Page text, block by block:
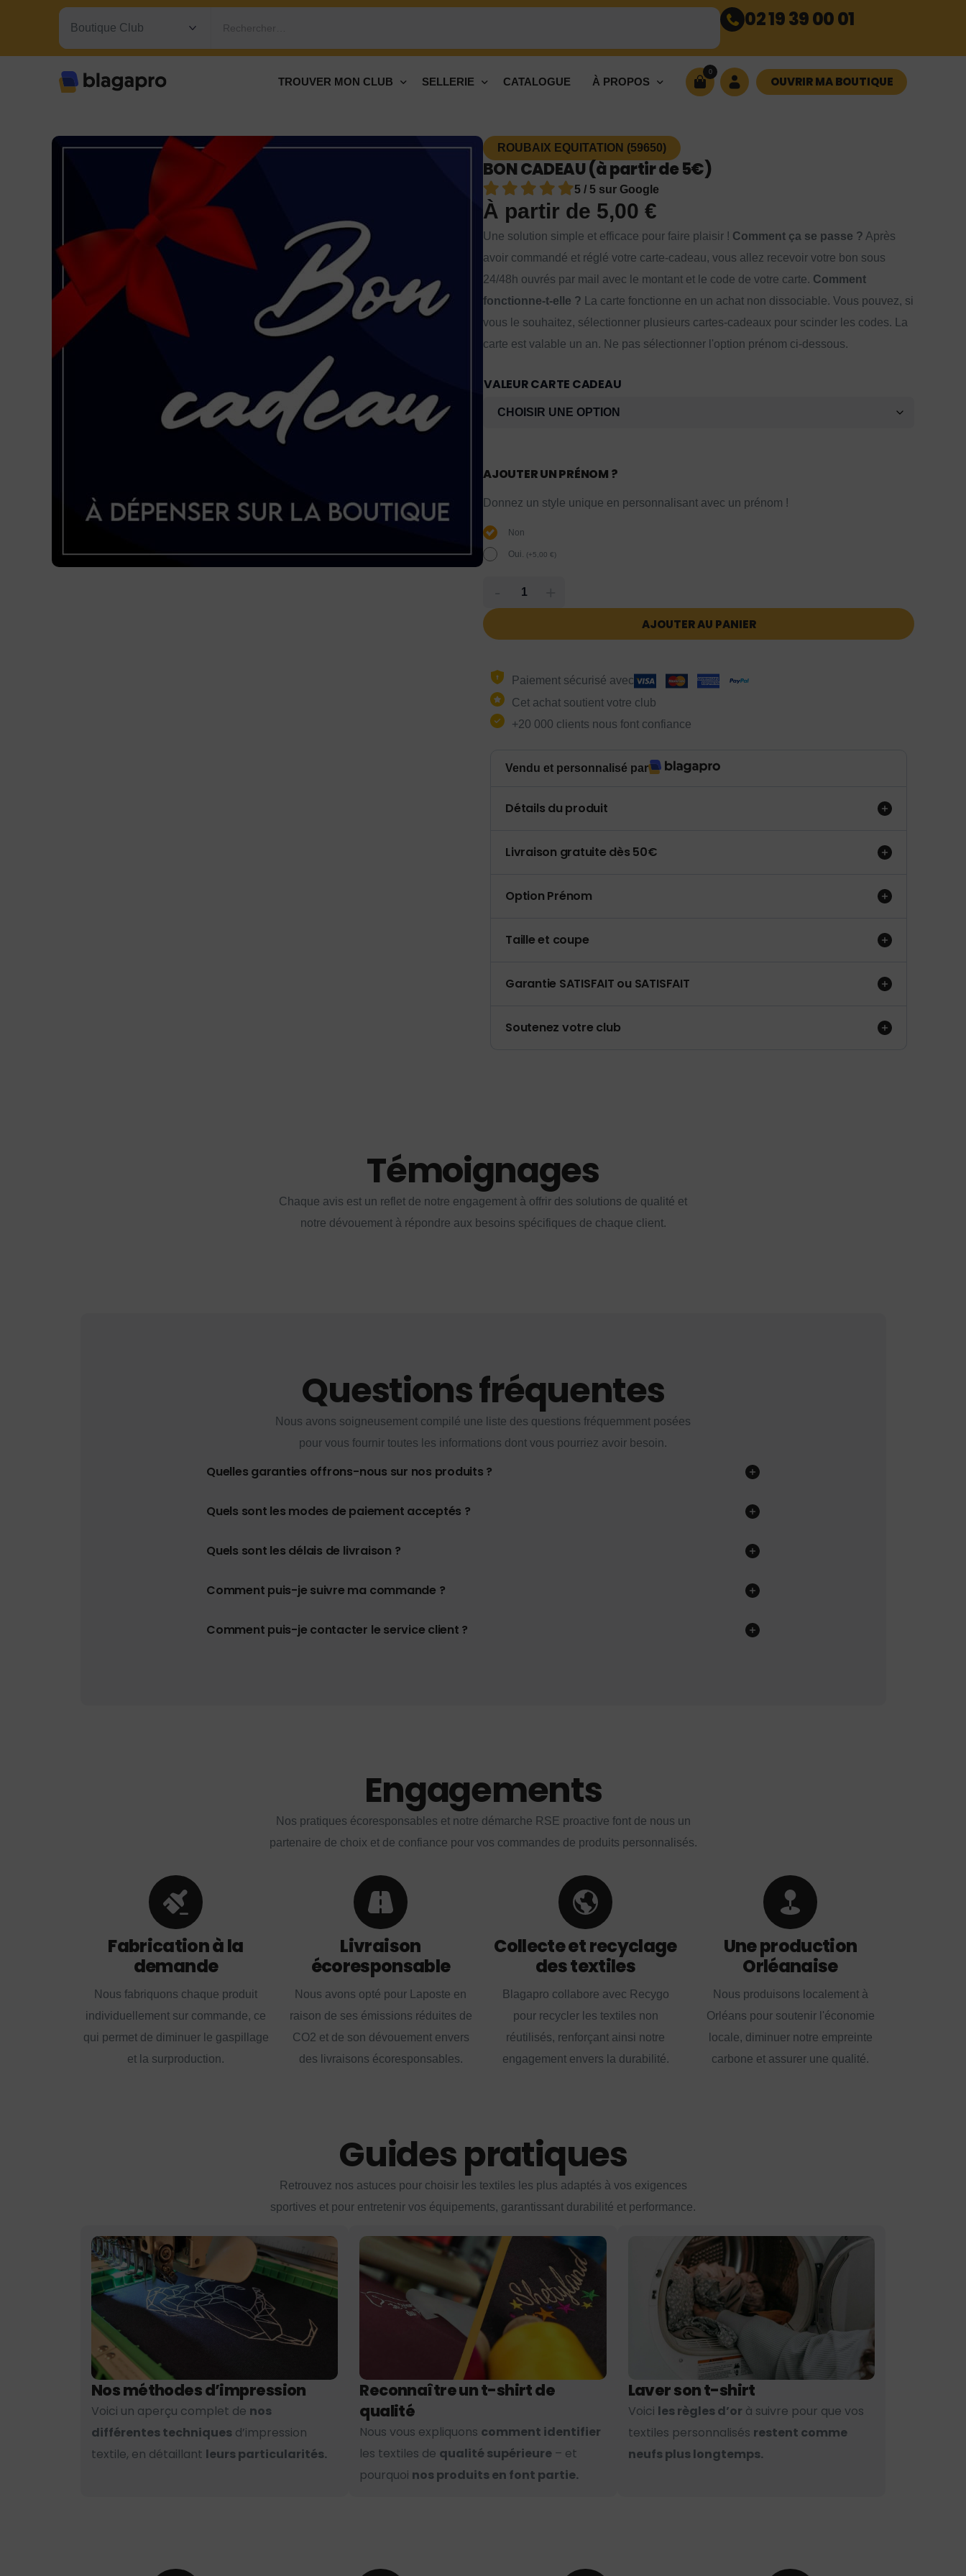
Rechercher… 02 19 39 00 01
TROUVER MON CLUB SELLERIE CATALOGUE À PROPOS
0
OUVRIR MA BOUTIQUE
ROUBAIX EQUITATION (59650)
BON CADEAU (à partir de 5€)
5 / 5 sur Google
À partir de 5,00 €
Une solution simple et efficace pour faire plaisir ! Comment ça se passe ? Après
avoir commandé et réglé votre carte-cadeau, vous allez recevoir votre bon sous
24/48h ouvrés par mail avec le montant et le code de votre carte. Comment
fonctionne-t-elle ? La carte fonctionne en un achat non dissociable. Vous pouvez, si
vous le souhaitez, sélectionner plusieurs cartes-cadeaux pour scinder les codes. La
carte est valable un an. Ne pas sélectionner l'option prénom ci-dessous.
VALEUR CARTE CADEAU
AJOUTER UN PRÉNOM ?
Donnez un style unique en personnalisant avec un prénom !
Non
Oui. (+5,00 €)
AJOUTER AU PANIER
Paiement sécurisé avec
Cet achat soutient votre club
+20 000 clients nous font confiance
Vendu et personnalisé par
Détails du produit
Livraison gratuite dès 50€
Option Prénom
Taille et coupe
Garantie SATISFAIT ou SATISFAIT
Soutenez votre club
Témoignages
Chaque avis est un reflet de notre engagement à offrir des solutions de qualité et
notre dévouement à répondre aux besoins spécifiques de chaque client.
Questions fréquentes
Nous avons soigneusement compilé une liste des questions fréquemment posées
pour vous fournir toutes les informations dont vous pourriez avoir besoin.
Quelles garanties offrons-nous sur nos produits ?
Quels sont les modes de paiement acceptés ?
Quels sont les délais de livraison ?
Comment puis-je suivre ma commande ?
Comment puis-je contacter le service client ?
Engagements
Nos pratiques écoresponsables et notre démarche RSE proactive font de nous un
partenaire de choix et de confiance pour vos commandes de produits personnalisés.
Fabrication à la
demande
Nous fabriquons chaque produit
individuellement sur commande, ce
qui permet de diminuer le gaspillage
et la surproduction.
Livraison
écoresponsable
Nous avons opté pour Laposte en
raison de ses émissions réduites de
CO2 et de son dévouement envers
des livraisons écoresponsables.
Collecte et recyclage
des textiles
Blagapro collabore avec Recygo
pour recycler les textiles non
réutilisés, renforçant ainsi notre
engagement envers la durabilité.
Une production
Orléanaise
Nous produisons localement à
Orléans pour soutenir l'économie
locale, diminuer notre empreinte
carbone et assurer une qualité.
Guides pratiques
Retrouvez nos astuces pour choisir les textiles les plus adaptés à vos exigences
sportives et pour entretenir vos équipements, garantissant durabilité et performance.
Nos méthodes d’impression
Voici un aperçu complet de nos
différentes techniques d’impression
textile, en détaillant leurs particularités.
Reconnaître un t-shirt de
qualité
Nous vous expliquons comment identifier
les textiles de qualité supérieure – et
pourquoi nos produits en font partie.
Laver son t-shirt
Voici les règles d’or à suivre pour que vos
textiles personnalisés restent comme
neufs plus longtemps.